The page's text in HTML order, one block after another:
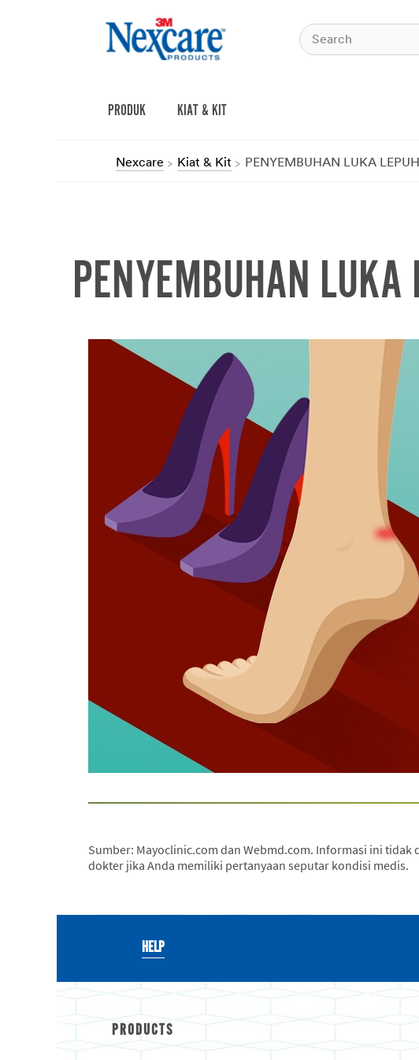
PRODUK KIAT & KIT
Nexcare Kiat & Kit PENYEMBUHAN LUKA LEPUH
PENYEMBUHAN LUKA
Sumber: Mayoclinic.com dan Webmd.com. Informasi ini
dokter jika Anda memiliki pertanyaan seputar kondisi medis.
HELP
PRODUCTS